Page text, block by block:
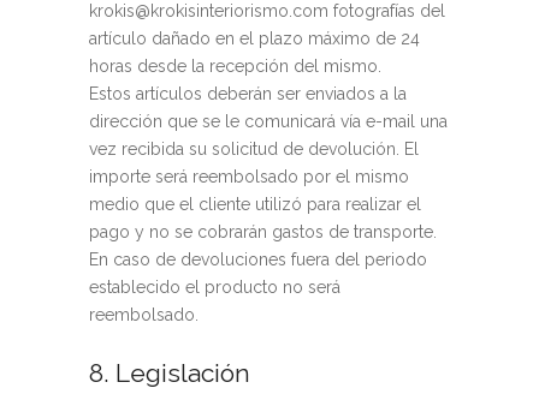
krokis@krokisinteriorismo.com fotografías del
artículo dañado en el plazo máximo de 24
horas desde la recepción del mismo.
Estos artículos deberán ser enviados a la
dirección que se le comunicará vía e-mail una
vez recibida su solicitud de devolución. El
importe será reembolsado por el mismo
medio que el cliente utilizó para realizar el
pago y no se cobrarán gastos de transporte.
En caso de devoluciones fuera del periodo
establecido el producto no será
reembolsado.
8. Legislación